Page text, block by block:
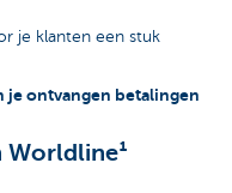
je klanten een stuk
je ontvangen betalingen
Worldline¹